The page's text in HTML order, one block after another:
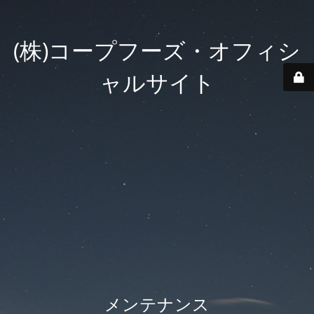
(株)コープフーズ・オフィシ
ャルサイト
メンテナンス